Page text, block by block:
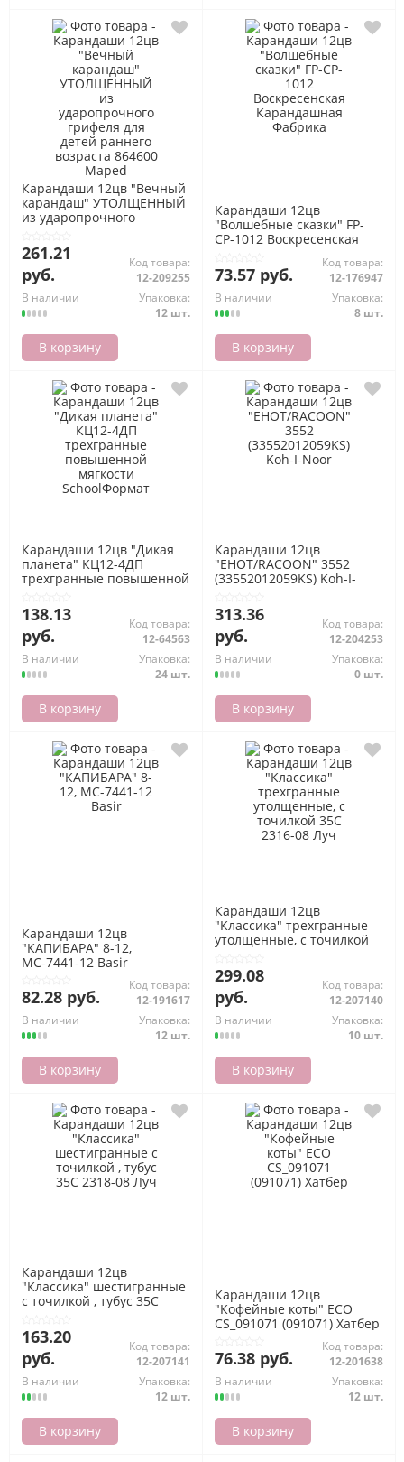
Карандаши 12цв "Вечный
карандаш" УТОЛЩЕННЫЙ
из ударопрочного
раннего возраста 864600
Maped
261.21
руб.
Код товара:
12-209255
В наличии
Упаковка:
12 шт.
В корзину
Карандаши 12цв
"Волшебные сказки" FP-
CP-1012 Воскресенская
73.57 руб.
Код товара:
12-176947
В наличии
Упаковка:
8 шт.
В корзину
Карандаши 12цв "Дикая
планета" КЦ12-4ДП
трехгранные повышенной
138.13
руб.
Код товара:
12-64563
В наличии
Упаковка:
24 шт.
В корзину
Карандаши 12цв
"ЕНОТ/RACOON" 3552
(33552012059KS) Koh-I-
313.36
руб.
Код товара:
12-204253
В наличии
Упаковка:
0 шт.
В корзину
Карандаши 12цв
"КАПИБАРА" 8-12,
МС-7441-12 Basir
82.28 руб.
Код товара:
12-191617
В наличии
Упаковка:
12 шт.
В корзину
Карандаши 12цв
"Классика" трехгранные
утолщенные, с точилкой
299.08
руб.
Код товара:
12-207140
В наличии
Упаковка:
10 шт.
В корзину
Карандаши 12цв
"Классика" шестигранные
с точилкой , тубус 35С
163.20
руб.
Код товара:
12-207141
В наличии
Упаковка:
12 шт.
В корзину
Карандаши 12цв
"Кофейные коты" ECO
CS_091071 (091071) Хатбер
76.38 руб.
Код товара:
12-201638
В наличии
Упаковка:
12 шт.
В корзину